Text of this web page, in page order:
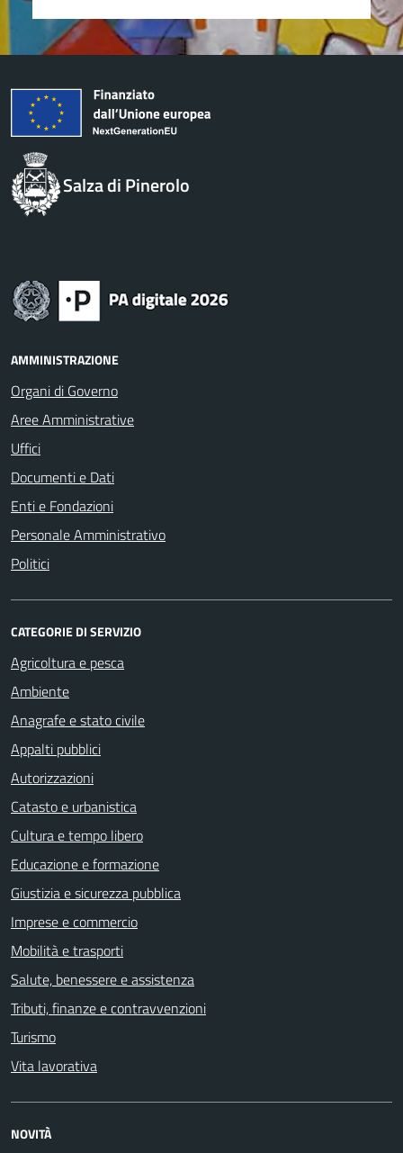
Salza di Pinerolo
AMMINISTRAZIONE
Organi di Governo
Aree Amministrative
Uffici
Documenti e Dati
Enti e Fondazioni
Personale Amministrativo
Politici
CATEGORIE DI SERVIZIO
Agricoltura e pesca
Ambiente
Anagrafe e stato civile
Appalti pubblici
Autorizzazioni
Catasto e urbanistica
Cultura e tempo libero
Educazione e formazione
Giustizia e sicurezza pubblica
Imprese e commercio
Mobilità e trasporti
Salute, benessere e assistenza
Tributi, finanze e contravvenzioni
Turismo
Vita lavorativa
NOVITÀ